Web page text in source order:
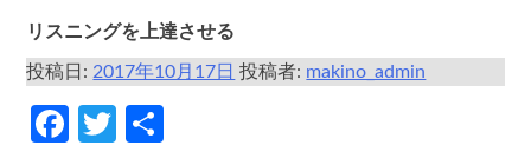
リスニングを上達させる
投稿日:2017年10月17日 投稿者: makino_admin
Facebook
Twitter